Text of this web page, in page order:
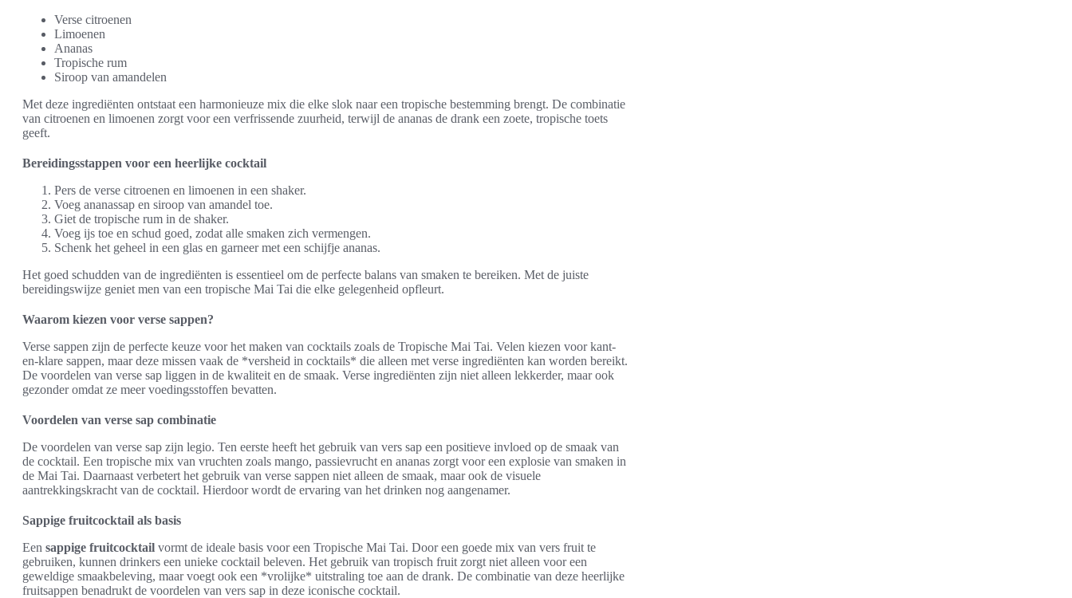
Verse citroenen
Limoenen
Ananas
Tropische rum
Siroop van amandelen
Met deze ingrediënten ontstaat een harmonieuze mix die elke slok naar een tropische bestemming brengt. De combinatie
van citroenen en limoenen zorgt voor een verfrissende zuurheid, terwijl de ananas de drank een zoete, tropische toets
geeft.
Bereidingsstappen voor een heerlijke cocktail
Pers de verse citroenen en limoenen in een shaker.
Voeg ananassap en siroop van amandel toe.
Giet de tropische rum in de shaker.
Voeg ijs toe en schud goed, zodat alle smaken zich vermengen.
Schenk het geheel in een glas en garneer met een schijfje ananas.
Het goed schudden van de ingrediënten is essentieel om de perfecte balans van smaken te bereiken. Met de juiste
bereidingswijze geniet men van een tropische Mai Tai die elke gelegenheid opfleurt.
Waarom kiezen voor verse sappen?
Verse sappen zijn de perfecte keuze voor het maken van cocktails zoals de Tropische Mai Tai. Velen kiezen voor kant-
en-klare sappen, maar deze missen vaak de *versheid in cocktails* die alleen met verse ingrediënten kan worden bereikt.
De voordelen van verse sap liggen in de kwaliteit en de smaak. Verse ingrediënten zijn niet alleen lekkerder, maar ook
gezonder omdat ze meer voedingsstoffen bevatten.
Voordelen van verse sap combinatie
De voordelen van verse sap zijn legio. Ten eerste heeft het gebruik van vers sap een positieve invloed op de smaak van
de cocktail. Een tropische mix van vruchten zoals mango, passievrucht en ananas zorgt voor een explosie van smaken in
de Mai Tai. Daarnaast verbetert het gebruik van verse sappen niet alleen de smaak, maar ook de visuele
aantrekkingskracht van de cocktail. Hierdoor wordt de ervaring van het drinken nog aangenamer.
Sappige fruitcocktail als basis
Een sappige fruitcocktail vormt de ideale basis voor een Tropische Mai Tai. Door een goede mix van vers fruit te
gebruiken, kunnen drinkers een unieke cocktail beleven. Het gebruik van tropisch fruit zorgt niet alleen voor een
geweldige smaakbeleving, maar voegt ook een *vrolijke* uitstraling toe aan de drank. De combinatie van deze heerlijke
fruitsappen benadrukt de voordelen van vers sap in deze iconische cocktail.